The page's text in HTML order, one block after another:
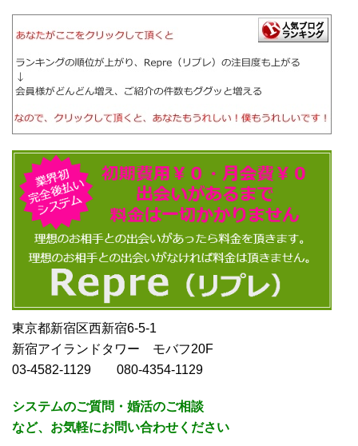
東京都新宿区西新宿6-5-1
新宿アイランドタワー モバフ20F
03-4582-1129 080-4354-1129
システムのご質問・婚活のご相談
など、お気軽にお問い合わせください